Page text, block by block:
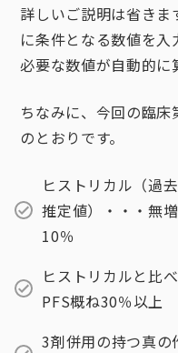
詳しいご説明は省き
に条件となる数値を
必要な数値が自動的に
ちなみに、今回の臨
のとおりです。
ヒストリカル（過
推定値）・・・無
10％
ヒストリカルと比
PFS概ね30％以上
3剤併用の持つ真